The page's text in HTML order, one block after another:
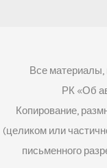
Все
РК «Об
Копирование,
(целиком или
письменного